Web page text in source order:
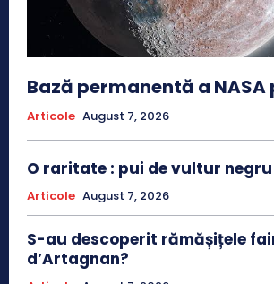
Bază permanentă a NASA
Articole August 7, 2026
O raritate : pui de vultur negru
Articole August 7, 2026
S-au descoperit rămășițele
d’Artagnan?